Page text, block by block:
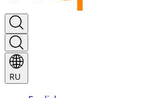
RU